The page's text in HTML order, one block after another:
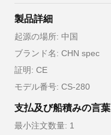
製品詳細
起源の場所: 中国
ブランド名: CHN spec
証明: CE
モデル番号: CS-280
支払及び船積みの言葉
最小注文数量: 1